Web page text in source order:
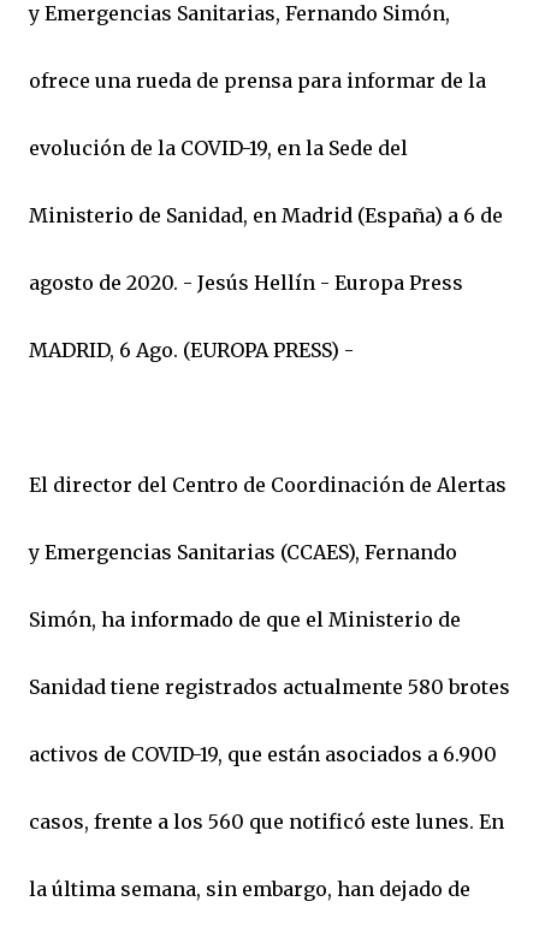
y Emergencias Sanitarias, Fernando Simón,
ofrece una rueda de prensa para informar de la
evolución de la COVID-19, en la Sede del
Ministerio de Sanidad, en Madrid (España) a 6 de
agosto de 2020. - Jesús Hellín - Europa Press
MADRID, 6 Ago. (EUROPA PRESS) -
El director del Centro de Coordinación de Alertas
y Emergencias Sanitarias (CCAES), Fernando
Simón, ha informado de que el Ministerio de
Sanidad tiene registrados actualmente 580 brotes
activos de COVID-19, que están asociados a 6.900
casos, frente a los 560 que notificó este lunes. En
la última semana, sin embargo, han dejado de